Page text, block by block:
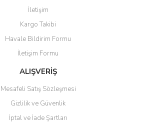
İletişim
Kargo Takibi
Havale Bildirim Formu
İletişim Formu
ALIŞVERİŞ
Mesafeli Satış Sözleşmesi
Gizlilik ve Güvenlik
İptal ve İade Şartları